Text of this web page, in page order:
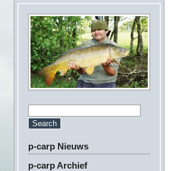
p-carp Nieuws
p-carp Archief